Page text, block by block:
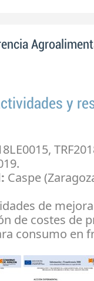
y
Caspe
de
de costes de
consumo en